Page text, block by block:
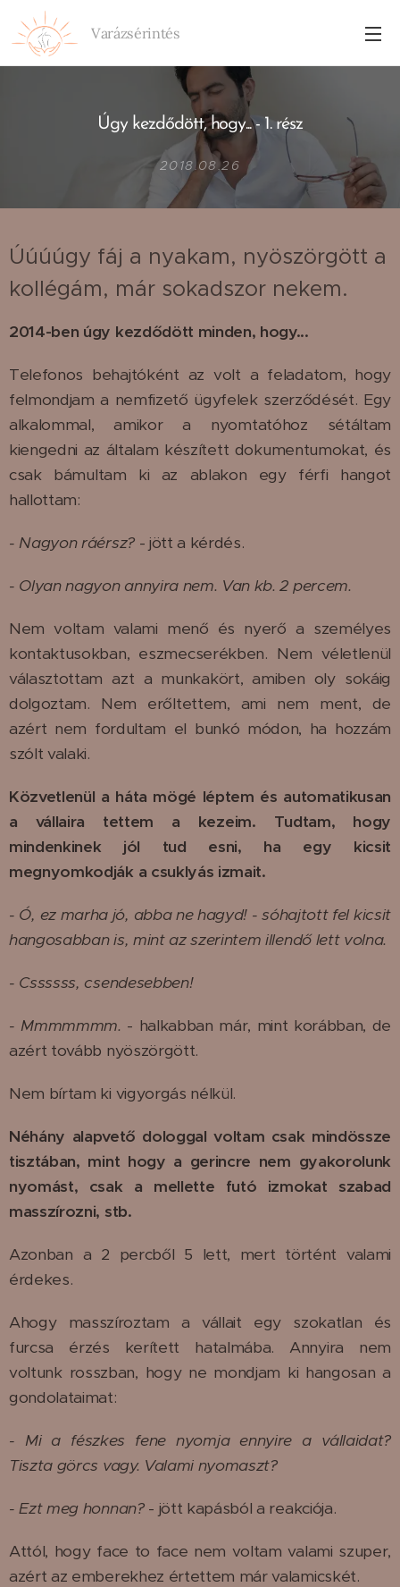
Varázsérintés
Úgy kezdődött, hogy... - 1. rész
2018.08.26
Úúúúgy fáj a nyakam, nyöszörgött a
kollégám, már sokadszor nekem.
2014-ben úgy kezdődött minden, hogy...
Telefonos behajtóként az volt a feladatom, hogy
felmondjam a nemfizető ügyfelek szerződését. Egy
alkalommal, amikor a nyomtatóhoz sétáltam
kiengedni az általam készített dokumentumokat, és
csak bámultam ki az ablakon egy férfi hangot
hallottam:
- Nagyon ráérsz? - jött a kérdés.
- Olyan nagyon annyira nem. Van kb. 2 percem.
Nem voltam valami menő és nyerő a személyes
kontaktusokban, eszmecserékben. Nem véletlenül
választottam azt a munkakört, amiben oly sokáig
dolgoztam. Nem erőltettem, ami nem ment, de
azért nem fordultam el bunkó módon, ha hozzám
szólt valaki.
Közvetlenül a háta mögé léptem és automatikusan
a vállaira tettem a kezeim. Tudtam, hogy
mindenkinek jól tud esni, ha egy kicsit
megnyomkodják a csuklyás izmait.
- Ó, ez marha jó, abba ne hagyd! - sóhajtott fel kicsit
hangosabban is, mint az szerintem illendő lett volna.
- Cssssss, csendesebben!
- Mmmmmmm. - halkabban már, mint korábban, de
azért tovább nyöszörgött.
Nem bírtam ki vigyorgás nélkül.
Néhány alapvető dologgal voltam csak mindössze
tisztában, mint hogy a gerincre nem gyakorolunk
nyomást, csak a mellette futó izmokat szabad
masszírozni, stb.
Azonban a 2 percből 5 lett, mert történt valami
érdekes.
Ahogy masszíroztam a vállait egy szokatlan és
furcsa érzés kerített hatalmába. Annyira nem
voltunk rosszban, hogy ne mondjam ki hangosan a
gondolataimat:
- Mi a fészkes fene nyomja ennyire a vállaidat?
Tiszta görcs vagy. Valami nyomaszt?
- Ezt meg honnan?- jött kapásból a reakciója.
Attól, hogy face to face nem voltam valami szuper,
azért az emberekhez értettem már valamicskét.